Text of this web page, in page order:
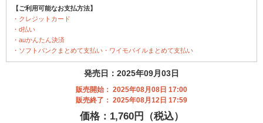
【ご利用可能なお支払方法】
・クレジットカード
・d払い
・auかんたん決済
・ソフトバンクまとめて支払い・ワイモバイルまとめて支払い
発売日：2025年09月03日
販売開始： 2025年08月08日 17:00
販売終了： 2025年08月12日 17:59
価格：1,760円（税込）